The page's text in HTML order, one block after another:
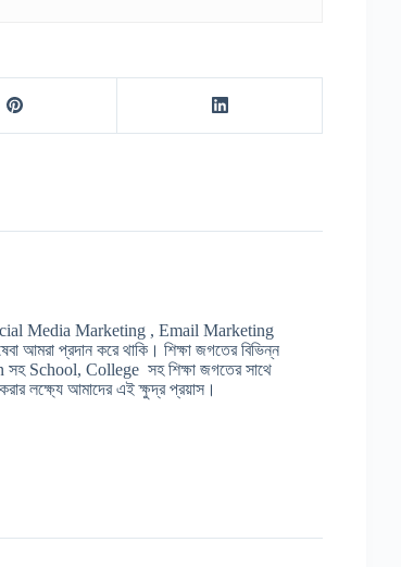
Media Marketing , Email Marketing
প্রদান করে থাকি। শিক্ষা জগতের বিভিন্ন
School, College সহ শিক্ষা জগতের সাথে
লক্ষ্যে আমাদের এই ক্ষুদ্র প্রয়াস।